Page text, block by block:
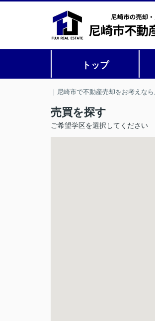
トップ
｜尼崎市で不動産売却をお考えな
売買を探す
ご希望学区を選択してください